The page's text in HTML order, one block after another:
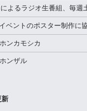
よるラジオ生番組、毎週
ベントのポスター制作に
ンカモシカ
ンザル
新